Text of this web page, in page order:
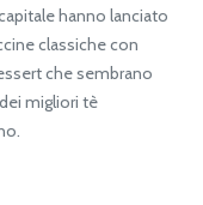
hanno lanciato
classiche con
che sembrano
migliori tè